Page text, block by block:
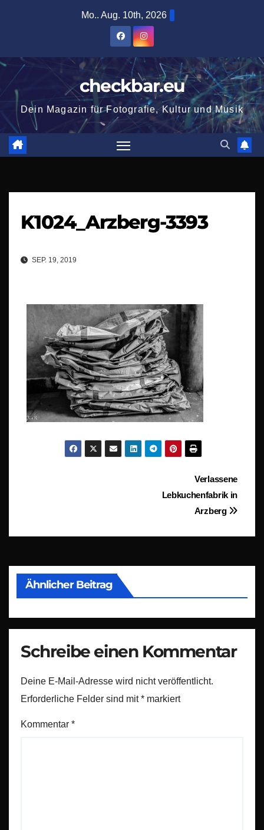
Mo.. Aug. 10th, 2026
checkbar.eu
Dein Magazin für Fotografie, Kultur und Musik
K1024_Arzberg-3393
SEP. 19, 2019
BeitragsnavigationVerlassene
Lebkuchenfabrik in
Arzberg
Ähnlicher Beitrag
Schreibe einen Kommentar
Deine E-Mail-Adresse wird nicht veröffentlicht.
Erforderliche Felder sind mit* markiert
Kommentar *